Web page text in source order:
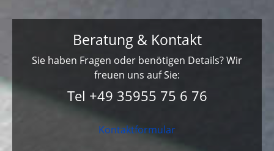
Beratung & Kontakt
Sie haben Fragen oder benötigen Details? Wir
freuen uns auf Sie:
Tel +49 35955 75 6 76
Kontaktformular